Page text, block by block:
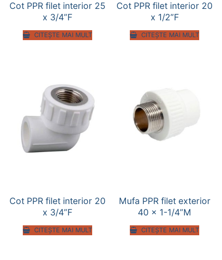
Cot PPR filet interior 25
x 3/4”F
CITEȘTE MAI MULT
Cot PPR filet interior 20
x 1/2”F
CITEȘTE MAI MULT
Cot PPR filet interior 20
x 3/4”F
CITEȘTE MAI MULT
Mufa PPR filet exterior
40 x 1-1/4”M
CITEȘTE MAI MULT